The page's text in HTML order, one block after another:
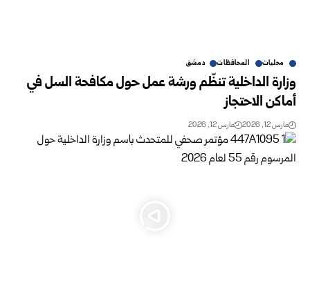
محليات المحافظات دمشق
وزارة الداخلية تنظّم ورشة عمل حول مكافحة السل في
أماكن الاحتجاز
مارس 12, 2026 مارس 12, 2026